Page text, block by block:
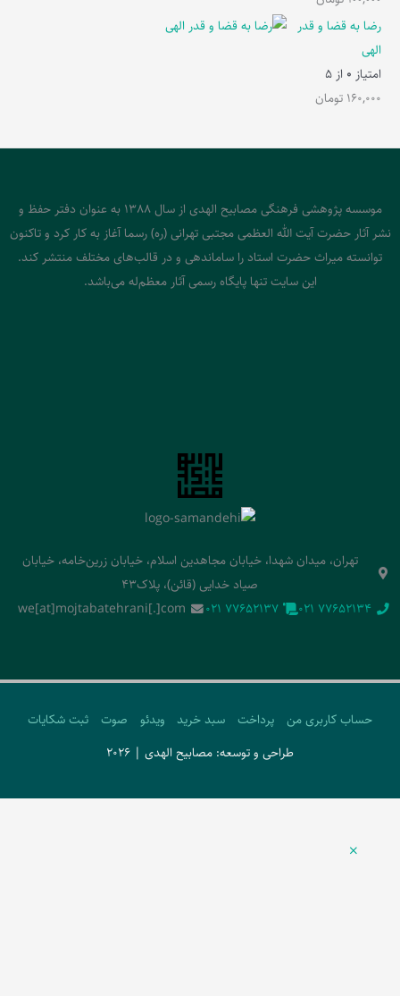
رضا به قضا و قدر
الهی
امتیاز 0 از 5
160,000 تومان
موسسه پژوهشی فرهنگی مصابیح الهدی از سال 1388 به عنوان دفتر حفظ و
نشر آثار حضرت آیت الله العظمی مجتبی تهرانی (ره) رسما آغاز به کار کرد و تاکنون
توانسته میراث حضرت استاد را ساماندهی و در قالب‌های مختلف منتشر کند.
این سایت تنها پایگاه رسمی آثار معظم‌له می‌باشد.
تهران، میدان شهدا، خیابان مجاهدین اسلام، خیابان زرین‌خامه، خیابان
صیاد خدایی (قائن)، پلاک43
‭021 77652134‬
‭021 77652137‬
we[at]mojtabatehrani[.]com
حساب کاربری من پرداخت سبد خرید ویدئو صوت
ثبت شکایات
طراحی و توسعه: مصابیح الهدی | 2026